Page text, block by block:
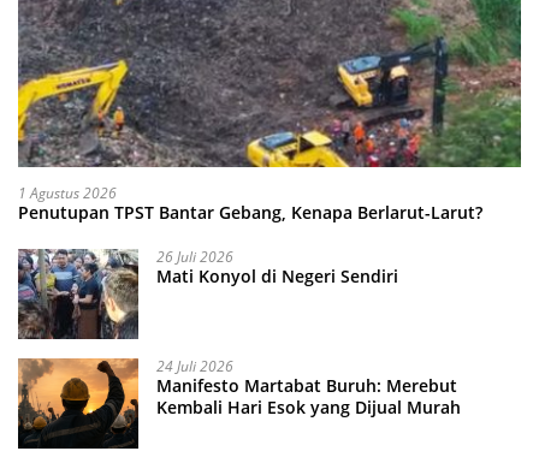
1 Agustus 2026
Penutupan TPST Bantar Gebang, Kenapa Berlarut-Larut?
26 Juli 2026
Mati Konyol di Negeri Sendiri
24 Juli 2026
Manifesto Martabat Buruh: Merebut
Kembali Hari Esok yang Dijual Murah